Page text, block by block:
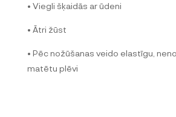
• Viegli šķaidās ar ūdeni
• Ātri žūst
• Pēc nožūšanas veido elastīgu,
matētu plēvi